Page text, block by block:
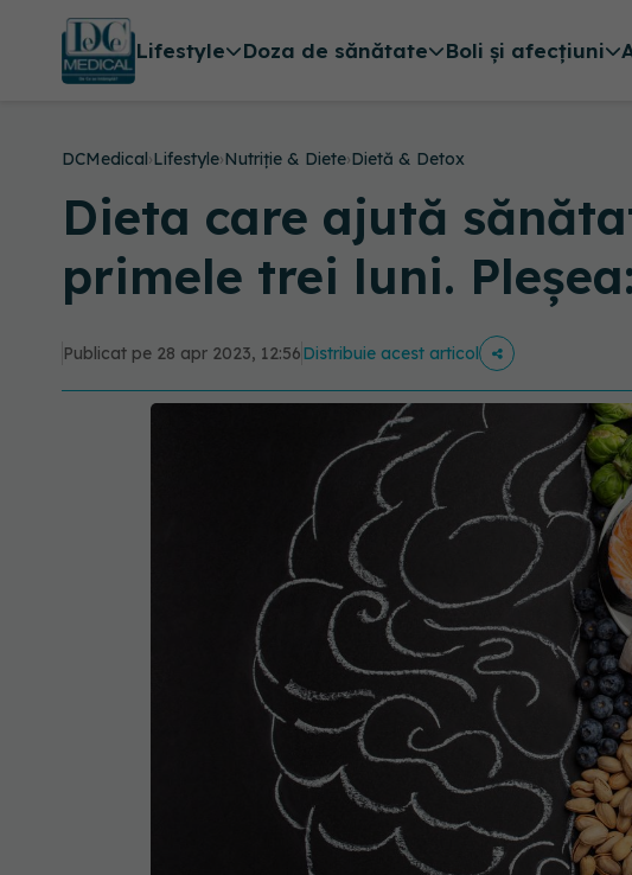
Lifestyle Doza de sănătate Boli și afecțiuni
DCMedical›Lifestyle›Nutriție & Diete›Dietă & Detox
Dieta care ajută
primele trei luni.
Publicat pe 28 apr 2023, 12:56Distribuie acest articol